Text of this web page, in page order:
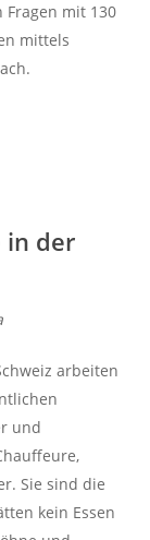
Fragen mit 130
mittels
in der
arbeiten
und
Sie sind die
kein Essen